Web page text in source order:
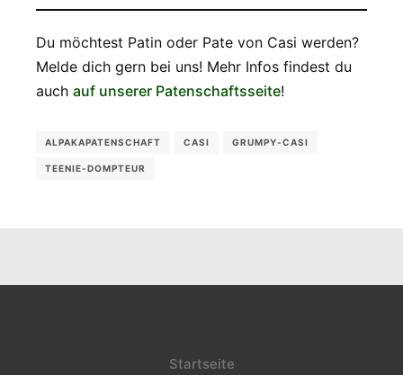
Du möchtest Patin oder Pate von Casi werden?
Melde dich gern bei uns! Mehr Infos findest du
auch auf unserer Patenschaftsseite!
ALPAKAPATENSCHAFT CASI GRUMPY-CASI
TEENIE-DOMPTEUR
Startseite